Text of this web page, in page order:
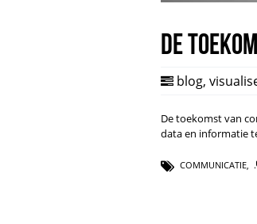
De
blog,
De toekomst van
data en informatie
COMMUNICATIE,